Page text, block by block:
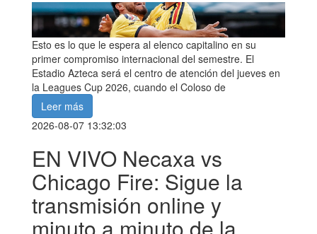
Esto es lo que le espera al elenco capitalino en su
primer compromiso internacional del semestre. El
Estadio Azteca será el centro de atención del jueves en
la Leagues Cup 2026, cuando el Coloso de
Leer más
2026-08-07 13:32:03
EN VIVO Necaxa vs
Chicago Fire: Sigue la
transmisión online y
minuto a minuto de la